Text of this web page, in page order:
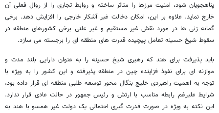
پناهجویان شود، امنیت مرزها را متاثر ساخته و روابط تجاری را از روال فعلی آن
خارج نماید. علاوه بر این، امکان دخالت غیر آشکار خارجی را افزایش دهد. برخی
گمانه زنی ها در مورد نقش غیر مستقیم و غیر علنی برخی کشورهای منطقه در
سقوط شیخ حسینه تعامل پیچیده قدرت های منطقه ای را برجسته می سازد.
باید پذیرفت برای هند که رهبری شیخ حسینه را به عنوان دارایی بلند مدت و
موازنه ای برای نفوذ فزاینده چین در منطقه پذیرفته و این کشور را به ویژه با
توجه به اهمیت راهبردی خلیج بنگال محور توسعه طلبی منطقه ای قرار داده بود،
شرایط علیرغم رابطه مناسب با ارتش و رئیس جمهور در حالت عادی قرار ندارد.
این نکته به ویژه در صورت قدرت گیری احتمالی یک دولت غیر همسو با هند به